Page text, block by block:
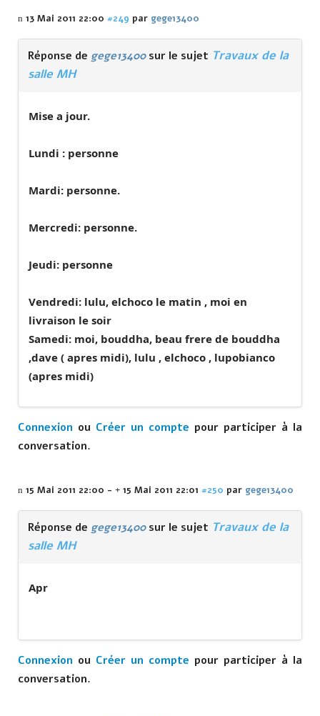
13 Mai 2011 22:00 #249 par gege13400
Réponse de gege13400sur le sujet Travaux de la
salle MH
Mise a jour.
Lundi : personne
Mardi: personne.
Mercredi: personne.
Jeudi: personne
Vendredi: lulu, elchoco le matin , moi en
livraison le soir
Samedi: moi, bouddha, beau frere de bouddha
,dave ( apres midi), lulu , elchoco , lupobianco
(apres midi)
Connexion ou Créer un compte pour participer à la
conversation.
15 Mai 2011 22:00 - 15 Mai 2011 22:01 #250 par gege13400
Réponse de gege13400sur le sujet Travaux de la
salle MH
Apr
Connexion ou Créer un compte pour participer à la
conversation.